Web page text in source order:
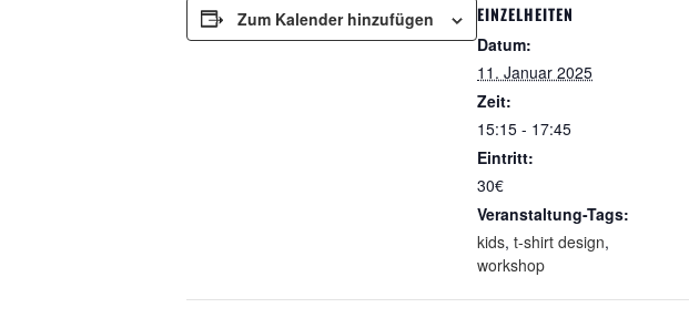
Zum Kalender hinzufügen EINZELHEITEN
Datum:
11. Januar 2025
Zeit:
15:15 - 17:45
Eintritt:
30€
Veranstaltung-Tags:
kids, t-shirt design,
workshop